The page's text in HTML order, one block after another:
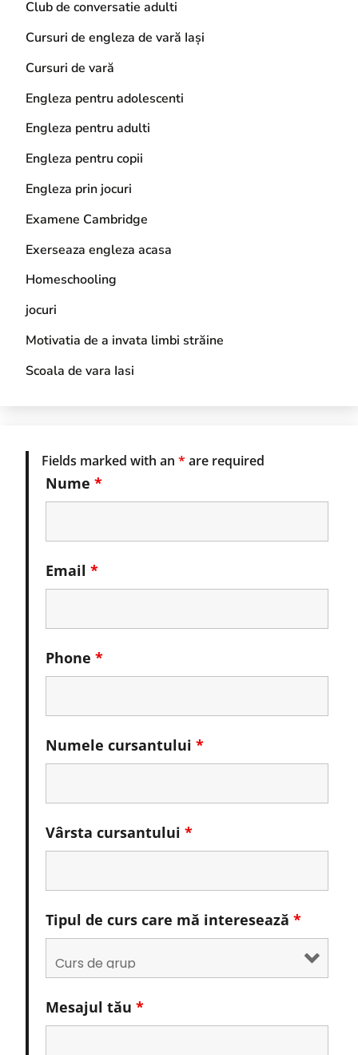
Club de conversatie adulti
Cursuri de engleza de vară Iași
Cursuri de vară
Engleza pentru adolescenti
Engleza pentru adulti
Engleza pentru copii
Engleza prin jocuri
Examene Cambridge
Exerseaza engleza acasa
Homeschooling
jocuri
Motivatia de a invata limbi străine
Scoala de vara Iasi
Fields marked with an * are required
Nume *
Email *
Phone *
Numele cursantului *
Vârsta cursantului *
Tipul de curs care mă interesează *
Mesajul tău *